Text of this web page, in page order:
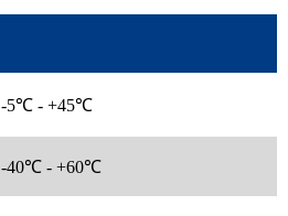
-5℃ - +45℃
-40℃ - +60℃